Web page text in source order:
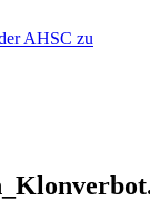
AHSC zu